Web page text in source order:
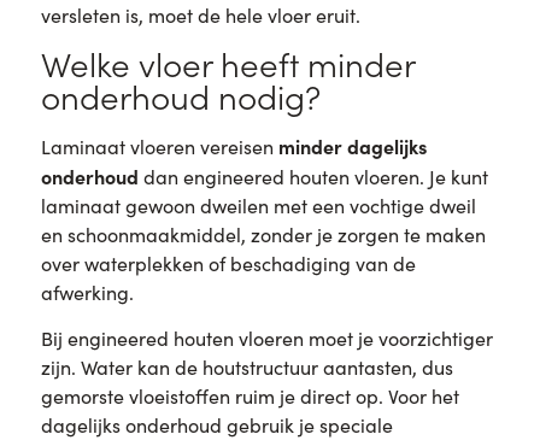
versleten is, moet de hele vloer eruit.
Welke vloer heeft minder
onderhoud nodig?
Laminaat vloeren vereisen minder dagelijks
onderhoud dan engineered houten vloeren. Je kunt
laminaat gewoon dweilen met een vochtige dweil
en schoonmaakmiddel, zonder je zorgen te maken
over waterplekken of beschadiging van de
afwerking.
Bij engineered houten vloeren moet je voorzichtiger
zijn. Water kan de houtstructuur aantasten, dus
gemorste vloeistoffen ruim je direct op. Voor het
dagelijks onderhoud gebruik je speciale